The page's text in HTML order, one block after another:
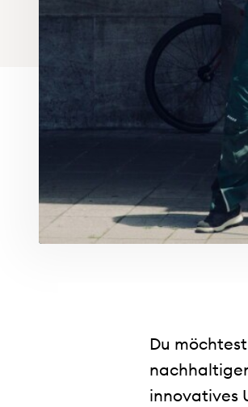
Häufig gestellte Fragen
Du
innovatives